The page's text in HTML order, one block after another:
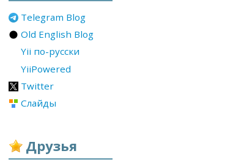
Telegram Blog
Old English Blog
Yii по-русски
YiiPowered
Twitter
Слайды
Друзья